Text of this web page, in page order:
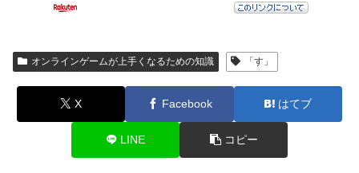
オンラインゲームが上手くなるための知識 「す」
X Facebook はてブ
LINE コピー